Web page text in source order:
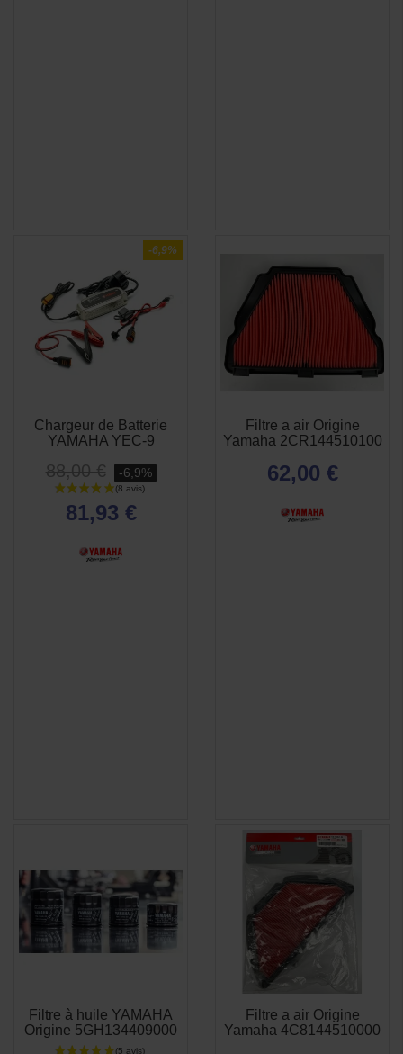
-6,9%
Chargeur de Batterie
YAMAHA YEC-9
88,00 € -6,9%
81,93 €
Filtre a air Origine
Yamaha 2CR144510100
62,00 €
APERÇU
RAPIDE
Filtre à huile YAMAHA
Origine 5GH134409000
APERÇU
RAPIDE
Filtre a air Origine
Yamaha 4C8144510000
APERÇU
RAPIDE
 APERÇU
RAPIDE